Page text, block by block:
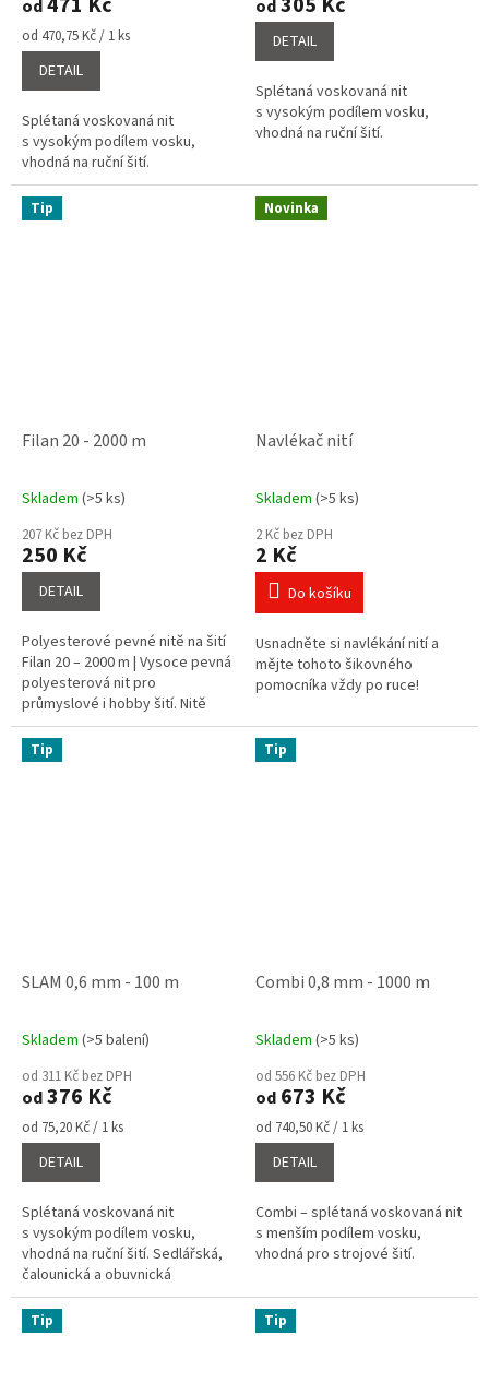
je
3,1
z
hvězdiček.
od
Měrná
cena:
od 470,75 Kč / 1 ks
DETAIL
Splétaná voskovaná nit
s vysokým podílem vosku,
vhodná na ruční šití.
je
4,0
hvězdiček.
od
DETAIL
Splétaná voskovaná nit
s vysokým podílem vosku,
vhodná na ruční šití.
Tip
Filan 20 - 2000 m
Průměrné
hodnocení
produktu
je
5,0
hvězdiček.
Skladem (>5 ks)
207 Kč bez DPH
250 Kč
DETAIL
Polyesterové pevné nitě na šití
Filan 20 – 2000 m | Vysoce pevná
polyesterová nit pro
průmyslové i hobby šití. Nitě
vhodné do overlocku.
Novinka
Navlékač nití
Průměrné
hodnocení
produktu
je
4,3
hvězdiček.
Skladem (>5 ks)
2 Kč bez DPH
2 Kč
Do košíku
Usnadněte si navlékání nití a
mějte tohoto šikovného
pomocníka vždy po ruce!
Tip
SLAM 0,6 mm - 100 m
Průměrné
hodnocení
produktu
je
4,1
z
hvězdiček.
Skladem (>5 balení)
od 311 Kč bez DPH
od376 Kč
Měrná
cena:
od 75,20 Kč / 1 ks
DETAIL
Splétaná voskovaná nit
s vysokým podílem vosku,
vhodná na ruční šití. Sedlářská,
čalounická a obuvnická
voskovaná nit.
Tip
Combi 0,8 mm - 1000 m
Průměrné
hodnocení
produktu
je
4,7
z
hvězdiček.
Skladem (>5 ks)
od 556 Kč bez DPH
od 673 Kč
Měrná
cena:
od 740,50 Kč / 1 ks
DETAIL
Combi – splétaná voskovaná nit
s menším podílem vosku,
vhodná pro strojové šití.
Tip Tip